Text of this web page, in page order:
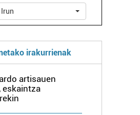
propioak eta hirugarrenen cookie-
onartuz gero, teknologia hori
Irun
irakurrienak
artisauen
eskaintza